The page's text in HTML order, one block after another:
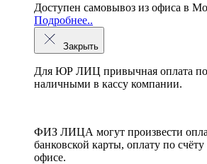
Доступен самовывоз из офиса в
Подробнее..
Закрыть
Для ЮР ЛИЦ привычная оплата по
наличными в кассу компании.
ФИЗ ЛИЦА могут произвести
банковской карты, оплату по
офисе.